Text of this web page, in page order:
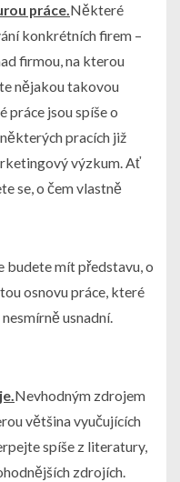
práce.Některé
konkrétních firem –
firmou, na kterou
nějakou takovou
práce jsou spíše o
pracích již
výzkum. Ať
se, o čem vlastně
budete mít představu, o
osnovu práce, které
usnadní.
Nevhodným zdrojem
většina vyučujících
spíše z literatury,
zdrojích.